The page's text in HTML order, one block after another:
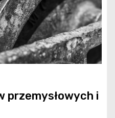
przemysłowych i